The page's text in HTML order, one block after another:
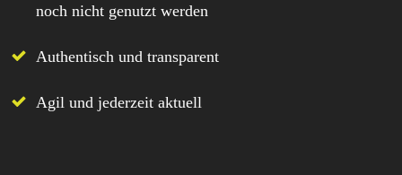
noch nicht genutzt werden
Authentisch und transparent
Agil und jederzeit aktuell